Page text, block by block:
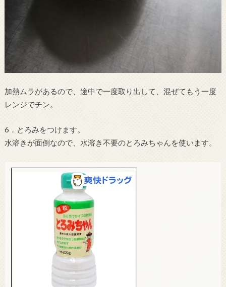
加熱ムラがあるので、途中で一度取り出して、混ぜてもう一度
レンジでチン。
6．とろみをつけます。
水溶きが面倒なので、水溶き不要のとろみちゃんを使います。